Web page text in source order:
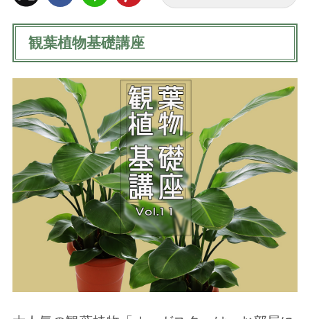
観葉植物基礎講座